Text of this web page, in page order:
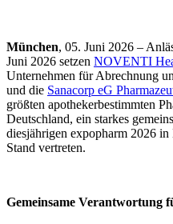
München, 05. Juni 2026 –
Juni 2026 setzen NOVENTI
Unternehmen für Abrechnung
und die Sanacorp eG
größten apothekerbestimmten
Deutschland, ein starkes
diesjährigen expopharm 2026
Stand vertreten.
Gemeinsame Verantwortung